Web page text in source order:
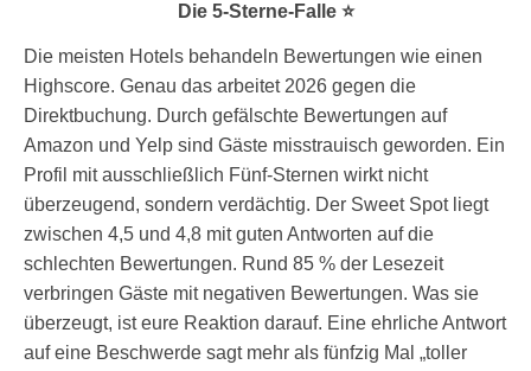
Die 5-Sterne-Falle ⭐
Die meisten Hotels behandeln Bewertungen wie einen
Highscore. Genau das arbeitet 2026 gegen die
Direktbuchung. Durch gefälschte Bewertungen auf
Amazon und Yelp sind Gäste misstrauisch geworden. Ein
Profil mit ausschließlich Fünf-Sternen wirkt nicht
überzeugend, sondern verdächtig. Der Sweet Spot liegt
zwischen 4,5 und 4,8 mit guten Antworten auf die
schlechten Bewertungen. Rund 85 % der Lesezeit
verbringen Gäste mit negativen Bewertungen. Was sie
überzeugt, ist eure Reaktion darauf. Eine ehrliche Antwort
auf eine Beschwerde sagt mehr als fünfzig Mal „toller